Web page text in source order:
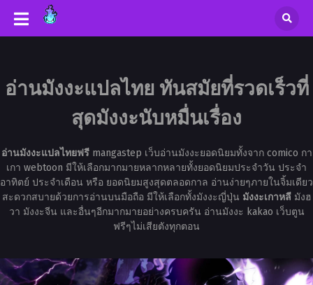
อ่านมังงะแปลไทย ทันสมัยที่รวดเร็วที่
สุดมังงะนับหมื่นเรื่อง
อ่านมังงะแปลไทยฟรีmangastep เว็บอ่านมังงะยอดนิยมทั้งจาก comico กา
เกา webtoon มีให้เลือกมากมายหลากหลายทั้งยอดนิยมประจำวัน ประจำ
อาทิตย์ ประจำเดือน หรือ ยอดนิยมสูงสุดตลอดกาล อ่านง่ายๆภายในจิ้มเดียว
สะดวกสบายด้วยการอ่านบนมือถือ มีให้เลือกทั้งมังงะญี่ปุ่น มังงะเกาหลีมังฮ
วา มังงะจีน และอื่นๆอีกมากมายอย่างครบครัน อ่านมังงะ kakao เว็บตูน
ฟรีๆไม่เสียตังทุกตอน